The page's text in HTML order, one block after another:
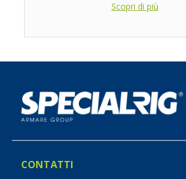
Scopri di più
CONTATTI